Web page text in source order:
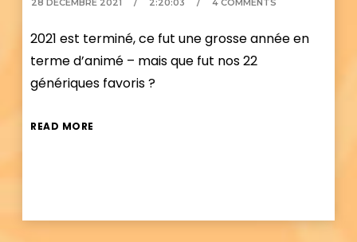
28 DÉCEMBRE 2021 2:20:03 4 COMMENTS
2021 est terminé, ce fut une grosse année en
terme d’animé – mais que fut nos 22
génériques favoris ?
READ MORE